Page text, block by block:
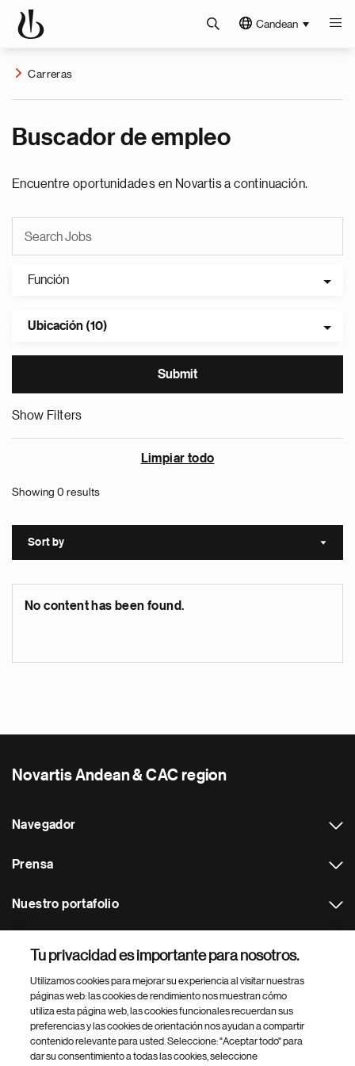
Candean
Carreras
Buscador de empleo
Encuentre oportunidades en Novartis a continuación.
Función
Ubicación (10)
Show Filters
Limpiar todo
Showing 0 results
Sort by Sort
No content has been found.
Novartis Andean & CAC region
Navegador
Prensa
Nuestro portafolio
Footer Site Search
Tu privacidad es importante para nosotros.
Utilizamos cookies para mejorar su experiencia al visitar nuestras
páginas web: las cookies de rendimiento nos muestran cómo
utiliza esta página web, las cookies funcionales recuerdan sus
preferencias y las cookies de orientación nos ayudan a compartir
contenido relevante para usted. Seleccione: "Aceptar todo" para
dar su consentimiento a todas las cookies, seleccione